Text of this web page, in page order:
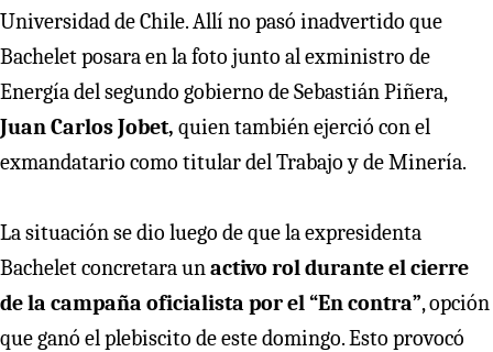
Universidad de Chile. Allí no pasó inadvertido que
Bachelet posara en la foto junto al exministro de
Energía del segundo gobierno de Sebastián Piñera,
Juan Carlos Jobet, quien también ejerció con el
exmandatario como titular del Trabajo y de Minería.
La situación se dio luego de que la expresidenta
Bachelet concretara unactivo rol durante el cierre
de la campaña oficialista por el “En contra”, opción
que ganó el plebiscito de este domingo. Esto provocó